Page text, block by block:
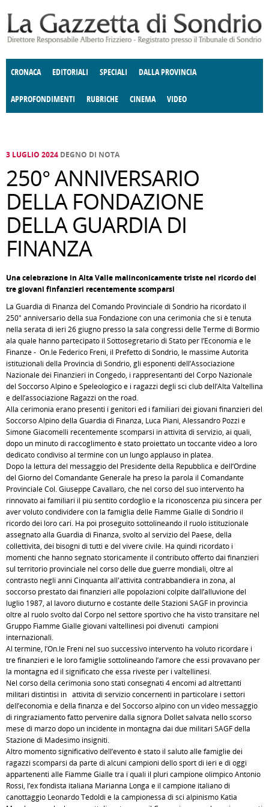
CRONACA EDITORIALI SPECIALI DALLA PROVINCIA
APPROFONDIMENTI
E SPETTACOLI POLITICA
RUBRICHE
DELLE IDEE FATTI DELLO SPIRITO
CINEMA VIDEO
3 LUGLIO 2024 DEGNO DI NOTA
250° ANNIVERSARIO
DELLA FONDAZIONE
DELLA GUARDIA DI
FINANZA
Una celebrazione in Alta Valle malinconicamente triste nel ricordo dei
tre giovani finfanzieri recentemente scomparsi
La Guardia di Finanza del Comando Provinciale di Sondrio ha ricordato il
250° anniversario della sua Fondazione con una cerimonia che si è tenuta
nella serata di ieri 26 giugno presso la sala congressi delle Terme di Bormio
ala quale hanno partecipato il Sottosegretario di Stato per l’Economia e le
Finanze - On.le Federico Freni, il Prefetto di Sondrio, le massime Autorità
istituzionali della Provincia di Sondrio, gli esponenti dell’Associazione
Nazionale dei Finanzieri in Congedo, i rappresentanti del Corpo Nazionale
del Soccorso Alpino e Speleologico e i ragazzi degli sci club dell’Alta Valtellina
e dell’associazione Ragazzi on the road.
Alla cerimonia erano presenti i genitori ed i familiari dei giovani finanzieri del
Soccorso Alpino della Guardia di Finanza, Luca Piani, Alessandro Pozzi e
Simone Giacomelli recentemente scomparsi in attività di servizio, ai quali,
dopo un minuto di raccoglimento è stato proiettato un toccante video a loro
dedicato condiviso al termine con un lungo applauso in platea.
Dopo la lettura del messaggio del Presidente della Repubblica e dell’Ordine
del Giorno del Comandante Generale ha preso la parola il Comandante
Provinciale Col. Giuseppe Cavallaro, che nel corso del suo intervento ha
rinnovato ai familiari il più sentito cordoglio e la riconoscenza più sincera per
aver voluto condividere con la famiglia delle Fiamme Gialle di Sondrio il
ricordo dei loro cari. Ha poi proseguito sottolineando il ruolo istituzionale
assegnato alla Guardia di Finanza, svolto al servizio del Paese, della
collettività, dei bisogni di tutti e del vivere civile. Ha quindi ricordato i
momenti che hanno segnato storicamente il contributo offerto dai finanzieri
sul territorio provinciale nel corso delle due guerre mondiali, oltre al
contrasto negli anni Cinquanta all'attività contrabbandiera in zona, al
soccorso prestato dai finanzieri alle popolazioni colpite dall’alluvione del
luglio 1987, al lavoro diuturno e costante delle Stazioni SAGF in provincia
oltre al ruolo svolto dal Corpo nel settore sportivo che ha visto transitare nel
Gruppo Fiamme Gialle giovani valtellinesi poi divenuti campioni
internazionali.
Al termine, l’On.le Freni nel suo successivo intervento ha voluto ricordare i
tre finanzieri e le loro famiglie sottolineando l’amore che essi provavano per
la montagna ed il significato che essa riveste per i valtellinesi.
Nel corso della cerimonia sono stati consegnati 4 encomi ad altrettanti
militari distintisi in attività di servizio concernenti in particolare i settori
dell’economia e della finanza e del Soccorso alpino con un video messaggio
di ringraziamento fatto pervenire dalla signora Dollet salvata nello scorso
mese di marzo dopo un incidente in montagna dai due militari SAGF della
Stazione di Madesimo insigniti.
Altro momento significativo dell’evento è stato il saluto alle famiglie dei
ragazzi scomparsi da parte di alcuni campioni dello sport di ieri e di oggi
appartenenti alle Fiamme Gialle tra i quali il pluri campione olimpico Antonio
Rossi, l’ex fondista italiana Marianna Longa e il campione italiano di
canottaggio Leonardo Tedoldi e la campionessa di sci alpinismo Katia